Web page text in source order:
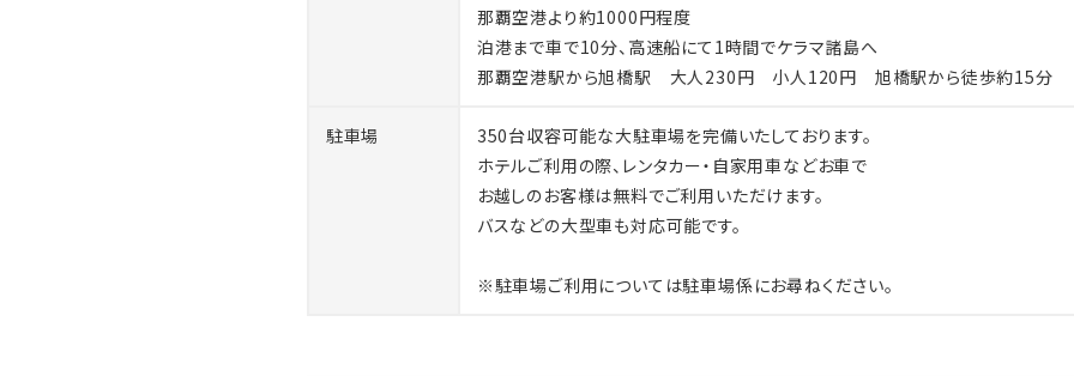
那覇空港より約1000円程度
泊港まで車で10分、高速船にて1時間でケラマ諸島へ
那覇空港駅から旭橋駅 大人230円 小人120円 旭橋駅から徒歩約15分
駐車場
350台収容可能な大駐車場を完備いたしております。
ホテルご利用の際、レンタカー・自家用車などお車で
お越しのお客様は無料でご利用いただけます。
バスなどの大型車も対応可能です。
※駐車場ご利用については駐車場係にお尋ねください。